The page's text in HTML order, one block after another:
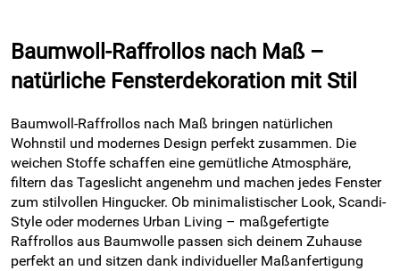
Baumwoll-Raffrollos nach Maß –
natürliche Fensterdekoration mit Stil
Baumwoll-Raffrollos nach Maß bringen natürlichen
Wohnstil und modernes Design perfekt zusammen. Die
weichen Stoffe schaffen eine gemütliche Atmosphäre,
filtern das Tageslicht angenehm und machen jedes Fenster
zum stilvollen Hingucker. Ob minimalistischer Look, Scandi-
Style oder modernes Urban Living – maßgefertigte
Raffrollos aus Baumwolle passen sich deinem Zuhause
perfekt an und sitzen dank individueller Maßanfertigung